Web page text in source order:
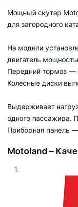
Мощный скутер
для загородного
На модели
двигатель
Передний тормоз —
Колесные диски
Выдерживает
одного пассажира.
Приборная панель
Motoland –